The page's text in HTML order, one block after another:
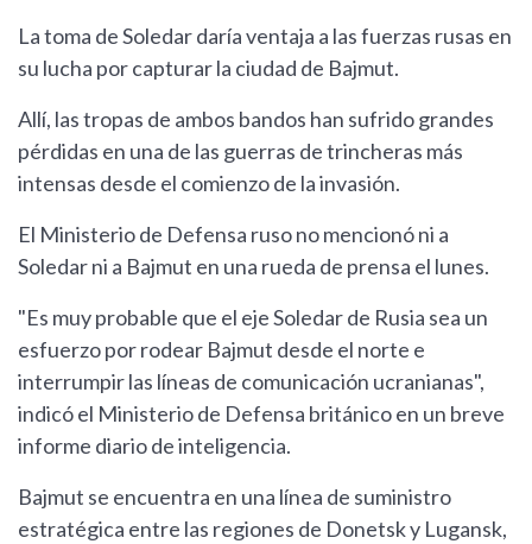
La toma de Soledar daría ventaja a las fuerzas rusas en
su lucha por capturar la ciudad de Bajmut.
Allí, las tropas de ambos bandos han sufrido grandes
pérdidas en una de las guerras de trincheras más
intensas desde el comienzo de la invasión.
El Ministerio de Defensa ruso no mencionó ni a
Soledar ni a Bajmut en una rueda de prensa el lunes.
"Es muy probable que el eje Soledar de Rusia sea un
esfuerzo por rodear Bajmut desde el norte e
interrumpir las líneas de comunicación ucranianas",
indicó el Ministerio de Defensa británico en un breve
informe diario de inteligencia.
Bajmut se encuentra en una línea de suministro
estratégica entre las regiones de Donetsk y Lugansk,